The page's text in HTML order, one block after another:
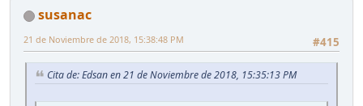
susanac
#415
21 de Noviembre de 2018, 15:38:48 PM
Cita de: Edsan en 21 de Noviembre de 2018, 15:35:13 PM